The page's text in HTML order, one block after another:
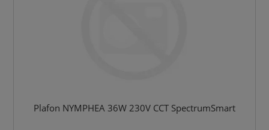
Plafon NYMPHEA 36W 230V CCT SpectrumSmart